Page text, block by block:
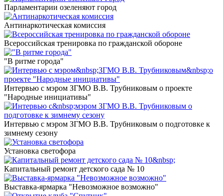
Парламентарии озеленяют город
Антинаркотическая комиссия
Всероссийская тренировка по гражданской обороне
"В ритме города"
Интервью с мэром ЗГМО В.В. Трубниковым о проекте
"Народные инициативы"
Интервью с мэром ЗГМО В.В. Трубниковым о подготовке к
зимнему сезону
Установка светофора
Капитальный ремонт детского сада № 10
Выставка-ярмарка "Невозможное возможно"